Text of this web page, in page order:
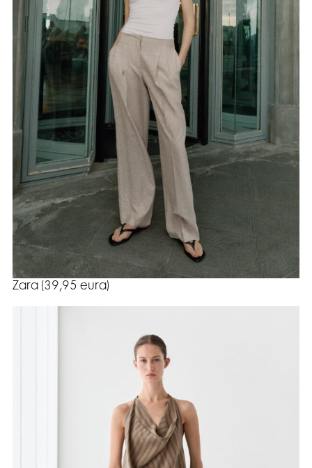
Zara (39,95 eura)